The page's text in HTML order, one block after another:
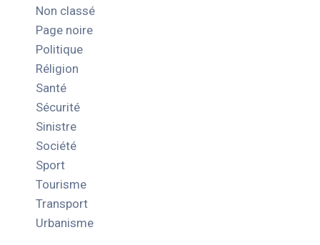
Non classé
Page noire
Politique
Réligion
Santé
Sécurité
Sinistre
Société
Sport
Tourisme
Transport
Urbanisme